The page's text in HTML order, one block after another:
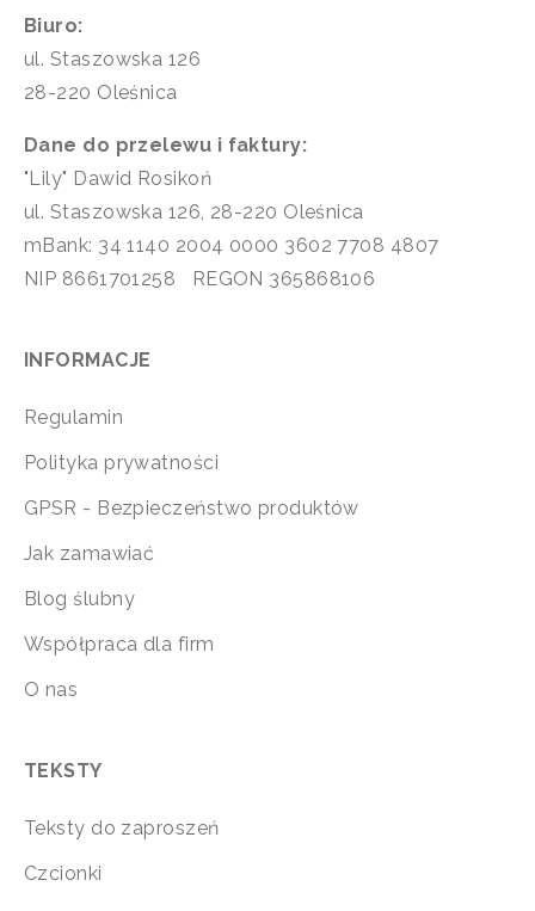
Biuro:
ul. Staszowska 126
28-220 Oleśnica
Dane do przelewu i faktury:
"Lily" Dawid Rosikoń
ul. Staszowska 126, 28-220 Oleśnica
mBank: 34 1140 2004 0000 3602 7708 4807
NIP 8661701258 REGON 365868106
INFORMACJE
Regulamin
Polityka prywatności
GPSR - Bezpieczeństwo produktów
Jak zamawiać
Blog ślubny
Współpraca dla firm
O nas
TEKSTY
Teksty do zaproszeń
Czcionki